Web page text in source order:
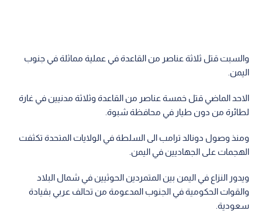
والسبت قتل ثلاثة عناصر من القاعدة في عملية مماثلة في جنوب
اليمن.
الاحد الماضي قتل خمسة عناصر من القاعدة وثلاثة مدنيين في غارة
لطائرة من دون طيار في محافظة شبوة.
ومنذ وصول دونالد ترامب الى السلطة في الولايات المتحدة تكثفت
الهجمات على الجهاديين في اليمن.
ويدور النزاع في اليمن بين المتمردين الحوثيين في شمال البلاد
والقوات الحكومية في الجنوب المدعومة من تحالف عربي بقيادة
سعودية.